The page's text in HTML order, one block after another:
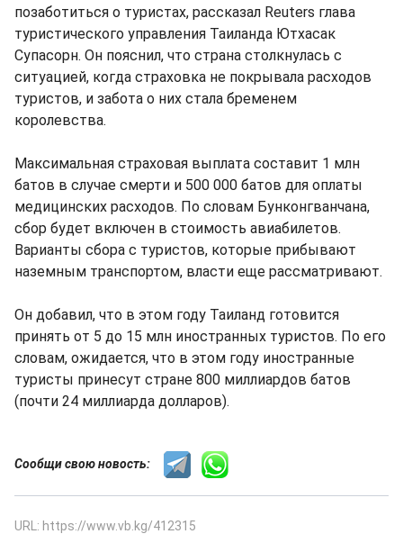
позаботиться о туристах, рассказал Reuters глава
туристического управления Таиланда Ютхасак
Супасорн. Он пояснил, что страна столкнулась с
ситуацией, когда страховка не покрывала расходов
туристов, и забота о них стала бременем
королевства.
Максимальная страховая выплата составит 1 млн
батов в случае смерти и 500 000 батов для оплаты
медицинских расходов. По словам Бунконгванчана,
сбор будет включен в стоимость авиабилетов.
Варианты сбора с туристов, которые прибывают
наземным транспортом, власти еще рассматривают.
Он добавил, что в этом году Таиланд готовится
принять от 5 до 15 млн иностранных туристов. По его
словам, ожидается, что в этом году иностранные
туристы принесут стране 800 миллиардов батов
(почти 24 миллиарда долларов).
Сообщи свою новость:
URL: https://www.vb.kg/412315